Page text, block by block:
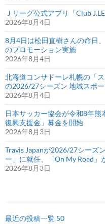
Ｊリーグ公式アプリ「Club
2026年8月4日
8月4日は松田直樹さんの命日
のプロモーション実施
2026年8月4日
北海道コンサドーレ札幌の「
の2026/27シーズン 地域スポ
2026年8月4日
日本サッカー協会が令和8年
復興支援金」募金を開始
2026年8月3日
Travis Japanが2026/27シーズ
ー」に就任、「On My Road」
2026年8月3日
最近の投稿一覧 50